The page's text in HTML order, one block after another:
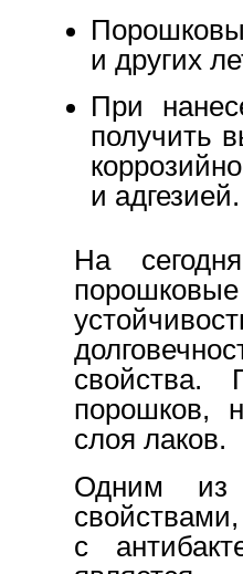
и других
При
получить
и адгезией.
На
свойства.
порошков,
слоя лаков.
Одним из
с